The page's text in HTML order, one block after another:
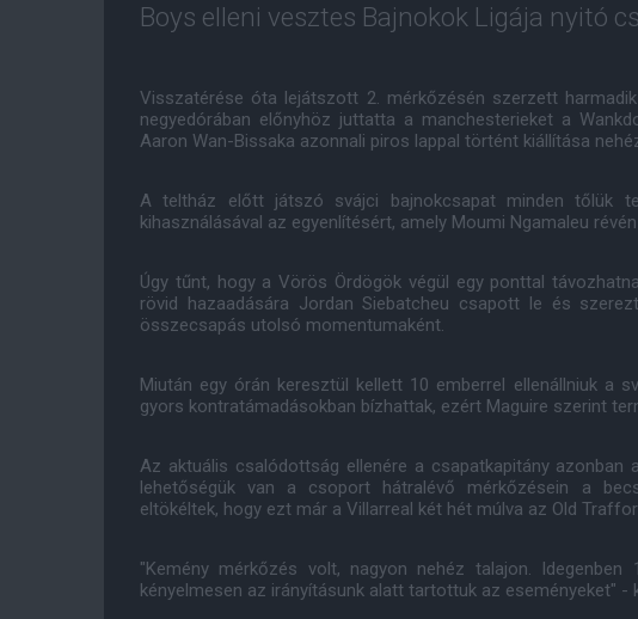
Boys elleni vesztes Bajnokok Ligája nyitó
Visszatérése óta lejátszott 2. mérkőzésén szerzett
negyedórában előnyhöz juttatta a manchesterieket a
Aaron Wan-Bissaka azonnali piros lappal történt kiállítása
A teltház előtt játszó svájci bajnokcsapat minden tőlük
kihasználásával az egyenlítésért, amely Moumi Ngamaleu
Úgy tűnt, hogy a Vörös Ördögök végül egy ponttal
rövid hazaadására Jordan Siebatcheu csapott le és
összecsapás utolsó momentumaként.
Miután egy órán keresztül kellett 10 emberrel ellenállniuk a
gyors kontratámadásokban bízhattak, ezért Maguire szerint
Az aktuális csalódottság ellenére a csapatkapitány azonban
lehetőségük van a csoport hátralévő mérkőzésein a
eltökéltek, hogy ezt már a Villarreal két hét múlva az Old
"Kemény mérkőzés volt, nagyon nehéz talajon. Idegenben
kényelmesen az irányításunk alatt tartottuk az eseményeket" -